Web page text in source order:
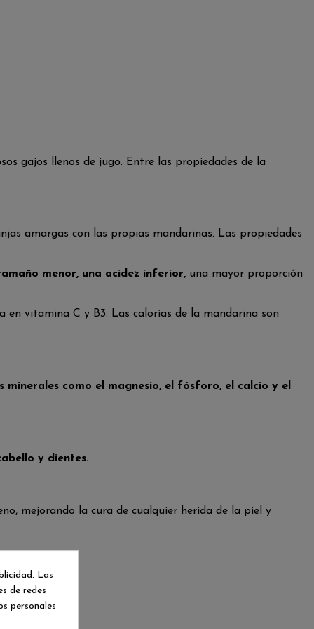
gajos llenos de jugo. Entre las propiedades de la
amargas con las propias mandarinas. Las propiedades
menor, una acidez inferior, una mayor proporción
en vitamina C y B3. Las calorías de la mandarina son
como el magnesio, el fósforo, el calcio y el
y dientes.
mejorando la cura de cualquier herida de la piel y
enjuagarlos.
Las
de redes
personales